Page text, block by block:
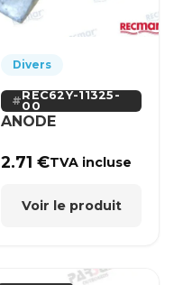
Divers
REC62Y-11325-
00
ANODE
2.71€TVA incluse
Voir le produit